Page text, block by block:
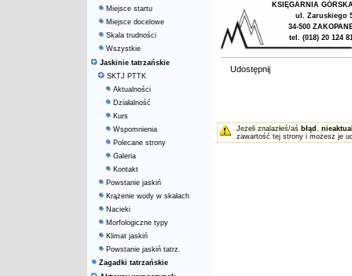
Miejsce startu
Miejsce docelowe
Skala trudności
Wszystkie
Jaskinie tatrzańskie
SKTJ PTTK
Aktualności
Działalność
Kurs
Wspomnienia
Polecane strony
Galeria
Kontakt
Powstanie jaskiń
Krążenie wody w skałach
Nacieki
Morfologiczne typy
Klimat jaskiń
Powstanie jaskiń tatrz.
Zagadki tatrzańskie
KSIĘGARNIA
ul. Zaruskiego
34-500
tel. (018) 20 124
Udostępnij
Jeżeli znalazłeś/aś błąd ,
zawartość tej strony i możesz je